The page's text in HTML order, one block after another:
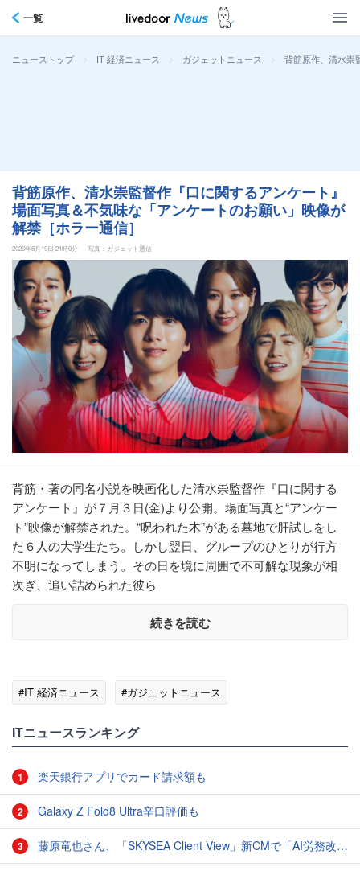
一覧
ニューストップ > IT 経済ニュース > ガジェットニュース > 背筋原作、清水崇
背筋原作、清水崇監督作『口に関するアンケート』
場面写真＆不気味な「アンケートのお願い」映像が
解禁［ホラー通信］
2026年5月19日 21時0分 写真：ガジェット通信
背筋・著の同名小説を映画化した清水崇監督作『口に関する
アンケート』が７月３日(金)より公開。場面写真と“アンケー
ト”映像が解禁された。“呪われた木”がある墓地で肝試しをし
た６人の大学生たち。しかし翌日、グループのひとりが行方
不明になってしまう。その日を境に周囲で不可解な現象が相
次ぎ、追い詰められた彼ら
続きを読む
#IT 経済ニュース #ガジェットニュース
ITニュースランキング
1 楽天銀行アプリでカード請求額も
2 Galaxy Z Fold8 Ultra辛口評価も
3 藤原竜也さん、「SKYSEA Client View」新CMで「AI労務改善」をアピール 働き方をAIが分析したら「すぐに休んで」と言われる？